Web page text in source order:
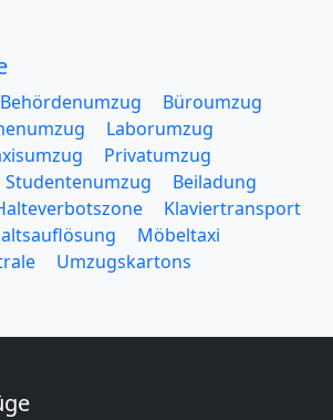
Behördenumzug
Büroumzug
Laborumzug
Privatumzug
Studentenumzug
Beiladung
Klaviertransport
Möbeltaxi
Umzugskartons